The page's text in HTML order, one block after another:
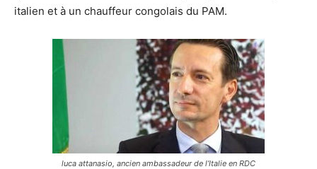
italien et à un chauffeur congolais du PAM.
luca attanasio, ancien ambassadeur de l’Italie en RDC